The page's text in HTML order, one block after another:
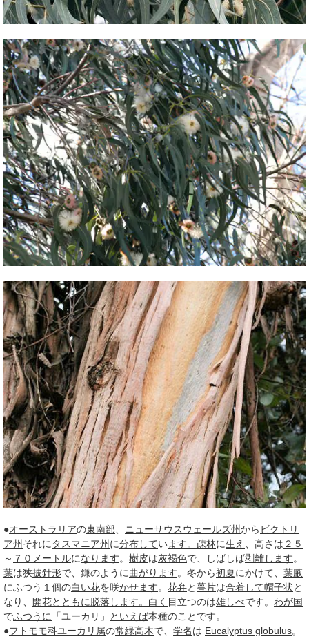
●オーストラリアの東南部 ニューサウスウェールズ州から ビクトリ
ア州 それに タスマニア州 に分布しています。 疎林に生え 、高さは ２５
～ ７０ メートルになります。 樹皮は灰褐色で、しばしば剥離します。
葉は狭披針形で、鎌のように曲がります。冬から初夏にかけて、 葉腋
にふつう１個の白い花を咲かせます。 花弁と萼片は合着して帽子状と
なり、
開花とともに脱落し ます。 白く 目立つのは雄しべです。 わが国
でふつうに 「ユーカリ」 といえば本種のことです。
●フトモモ科ユーカリ属の常緑高木で、 学名は Eucalyptus globulus。